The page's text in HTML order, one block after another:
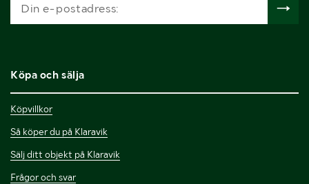
Köpa och sälja
Köpvillkor
Så köper du på Klaravik
Sälj ditt objekt på Klaravik
Frågor och svar